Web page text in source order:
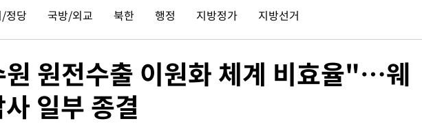
압수수색에 '충격·당황'
영등포 순간 '40도'
마감
6296.38 마감
마감
정당 국방/외교 북한 행정 지방정가 지방선거
원전수출 이원화 체계 비효율"…웨
일부 종결